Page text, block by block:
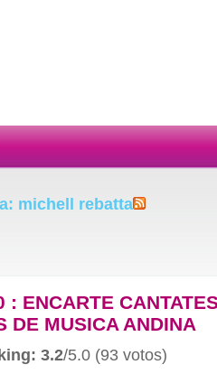
michell rebatta
: ENCARTE
DE MUSICA ANDINA
3.2/5.0 (93 votos)